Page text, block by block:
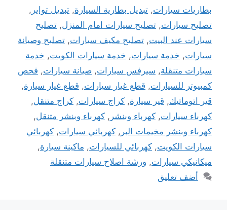
بطاريات سيارات, تبديل بطارية السيارة, تبديل تواير ,
تصليح سيارات, تصليح سيارات امام المنزل, تصليح
سيارات عند البيت, تصليح مكيف سيارات, تصليح وصيانة
سيارات, خدمة سيارات, خدمة سيارات الكويت, خدمة
سيارات متنقلة, سيرفس سيارات, صيانة سيارات, فحص
كمبيوتر للسيارات, قطع غيار سيارات, قطع غيار سيارة,
قير اتوماتيك, قير سيارة, كراج سيارات, كراج متنقل,
كهرباء سيارات, كهرباء وبنشر , كهرباء وبنشر متنقل,
كهرباء وبنشر مخيمات البر , كهربائي سيارات, كهربائي
سيارات الكويت, كهربائي للسيارات, ماكينة سيارة,
ميكانيكي سيارات, ورشة اصلاح سيارات متنقلة
أضف تعليق